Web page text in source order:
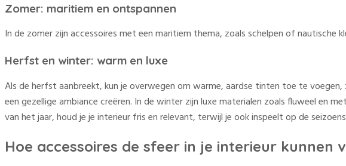
Zomer: maritiem en ontspannen
In de zomer zijn accessoires met een maritiem thema, zoals schelpen of nautische
Herfst en winter: warm en luxe
Als de herfst aanbreekt, kun je overwegen om warme, aardse tinten toe te
een gezellige ambiance creëren. In de winter zijn luxe materialen zoals fluweel en
van het jaar, houd je je interieur fris en relevant, terwijl je ook inspeelt op de
Hoe accessoires de sfeer in je interieur kunnen